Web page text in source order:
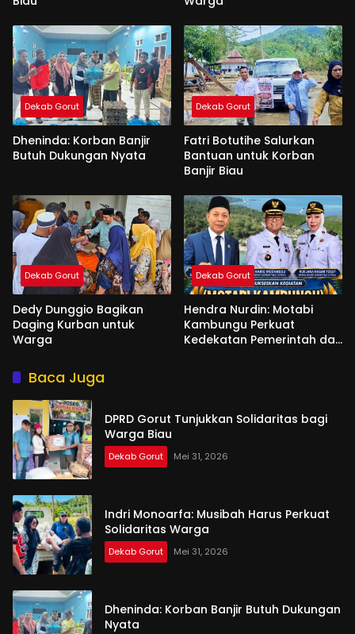
Dekab Gorut
Dheninda: Korban Banjir
Butuh Dukungan Nyata
Dekab Gorut
Fatri Botutihe Salurkan
Bantuan untuk Korban
Banjir Biau
Dekab Gorut
Dedy Dunggio Bagikan
Daging Kurban untuk
Warga
Dekab Gorut
Hendra Nurdin: Motabi
Kambungu Perkuat
Kedekatan Pemerintah dan
Baca Juga
DPRD Gorut Tunjukkan Solidaritas bagi
Warga Biau
Dekab Gorut Mei 31, 2026
Indri Monoarfa: Musibah Harus Perkuat
Solidaritas Warga
Dekab Gorut Mei 31, 2026
Dheninda: Korban Banjir Butuh Dukungan
Nyata